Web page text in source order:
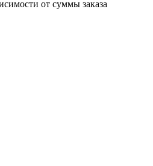
от суммы заказа